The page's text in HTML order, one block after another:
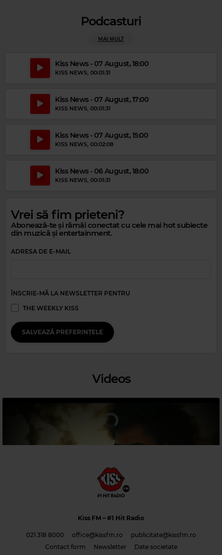
KC & THE SUNSHINE BAND
Podcasturi
MAI MULT
Kiss News - 07 August, 18:00
KISS NEWS, 00:01:31
Kiss News - 07 August, 17:00
KISS NEWS, 00:01:31
Kiss News - 07 August, 15:00
KISS NEWS, 00:02:08
Kiss News - 06 August, 18:00
KISS NEWS, 00:01:31
Vrei să fim prieteni?
Abonează-te și rămâi conectat cu cele mai hot subiecte
din muzică și entertainment.
ADRESA DE E-MAIL
ÎNSCRIE-MĂ LA NEWSLETTER PENTRU
THE WEEKLY KISS
SALVEAZĂ PREFERINȚELE
Videos
Kiss FM – #1 Hit Radio
021 318 8000 office@kissfm.ro
publicitate@kissfm.ro
Contact form
Newsletter
Date societate